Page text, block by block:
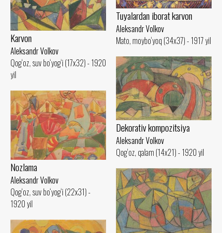
Tuyalardan iborat karvon
Aleksandr Volkov
Mato, moybo‘yoq (34x37) - 1917 yil
Karvon
Aleksandr Volkov
Qog‘oz, suv bo‘yog‘i (17x32) - 1920
yil
Dekorativ kompozitsiya
Aleksandr Volkov
Qog‘oz, qalam (14x21) - 1920 yil
Nozlama
Aleksandr Volkov
Qog‘oz, suv bo‘yog‘i (22x31) -
1920 yil